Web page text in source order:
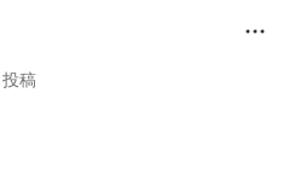
ご宿泊とのこと、館内のプールや
ースなどを安心して楽しんでいた
す。
とプール”が良い思い出になったと
投稿